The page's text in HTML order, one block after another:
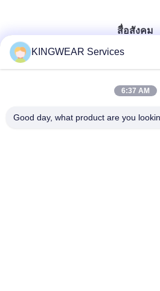
สื่อสังคม
ติดต่อเร็ว
86-0755-2357-6886
KINGWEAR Services
6:37 AM
Good day, what product are you